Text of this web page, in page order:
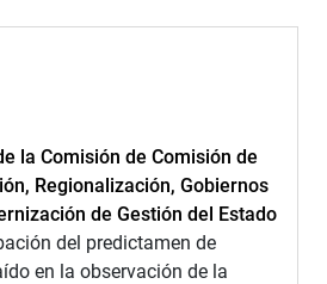
la Comisión de Comisión de
Regionalización, Gobiernos
de Gestión del Estado
del predictamen de
en la observación de la